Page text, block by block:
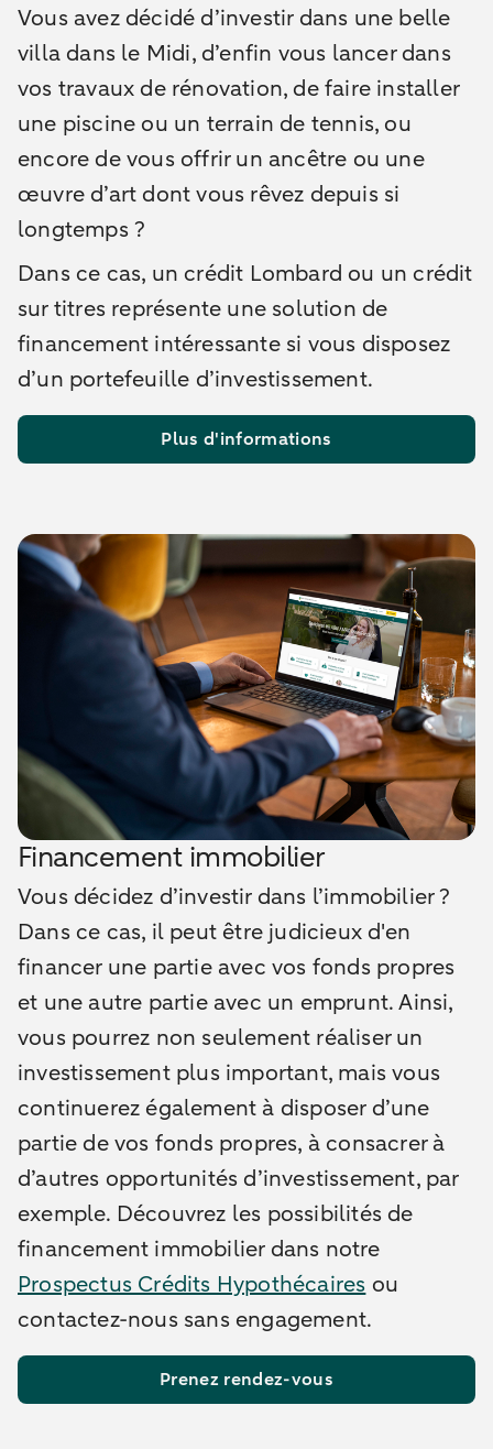
Vous avez décidé d’investir dans une belle
villa dans le Midi, d’enfin vous lancer dans
vos travaux de rénovation, de faire installer
une piscine ou un terrain de tennis, ou
encore de vous offrir un ancêtre ou une
œuvre d’art dont vous rêvez depuis si
longtemps ?
Dans ce cas, un crédit Lombard ou un crédit
sur titres représente une solution de
financement intéressante si vous disposez
d’un portefeuille d’investissement.
Plus d'informations
Financement immobilier
Vous décidez d’investir dans l’immobilier ?
Dans ce cas, il peut être judicieux d'en
financer une partie avec vos fonds propres
et une autre partie avec un emprunt. Ainsi,
vous pourrez non seulement réaliser un
investissement plus important, mais vous
continuerez également à disposer d’une
partie de vos fonds propres, à consacrer à
d’autres opportunités d’investissement, par
exemple. Découvrez les possibilités de
financement immobilier dans notre
Prospectus Crédits Hypothécaires ou
contactez-nous sans engagement.
Prenez rendez-vous